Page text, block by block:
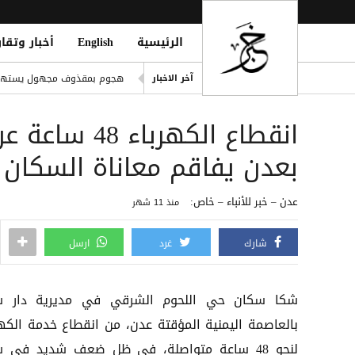
الرئيسية English أخبار
آخر الاخبار
هجوم بمقذوف مجهول
إصابة مواطن وزوجته بقصف
المقاومة الوطنية تستهدف
Forces Shell Houthi Positions
انقطاع
بعدن يفاقم معاناة السكان
عدن – خبر للأنباء – خاص: منذ 11 شهر
شارك غرد ارسل
شكا سكان حي اللحوم الشرقي في مديرية دار
بالعاصمة اليمنية المؤقتة عدن، من انقطاع خدمة
لنحو 48 ساعة متواصلة، في ظل ضعف شديد